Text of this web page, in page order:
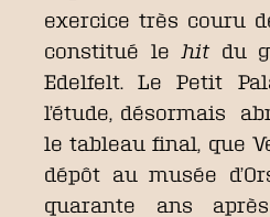
exercice très couru
constitué le hitdu
Edelfelt. Le Petit
l’étude, désormais
le tableau final, que
dépôt au musée
quarante ans